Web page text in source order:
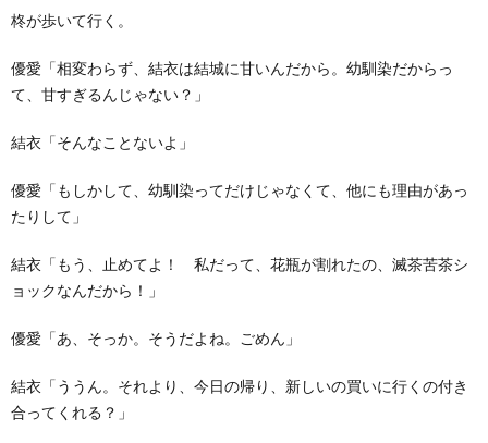
柊が歩いて行く。
優愛「相変わらず、結衣は結城に甘いんだから。幼馴染だからっ
て、甘すぎるんじゃない？」
結衣「そんなことないよ」
優愛「もしかして、幼馴染ってだけじゃなくて、他にも理由があっ
たりして」
結衣「もう、止めてよ！ 私だって、花瓶が割れたの、滅茶苦茶シ
ョックなんだから！」
優愛「あ、そっか。そうだよね。ごめん」
結衣「ううん。それより、今日の帰り、新しいの買いに行くの付き
合ってくれる？」